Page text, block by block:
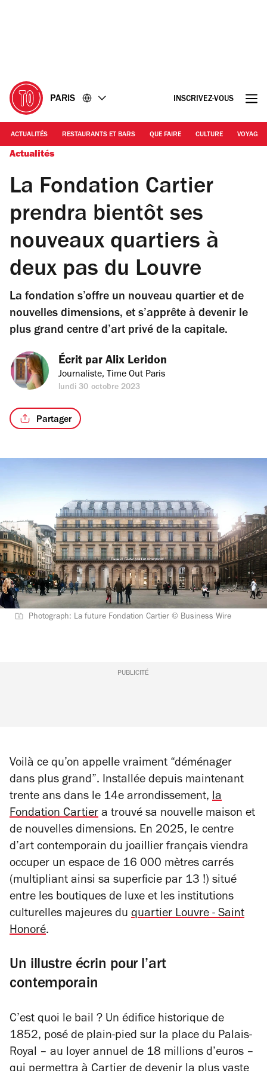
PARIS INSCRIVEZ-VOUS
ACTUALITÉS RESTAURANTS ET BARS QUE FAIRE CULTURE VOYAGE
Actualités
La Fondation Cartier
prendra bientôt ses
nouveaux quartiers à
deux pas du Louvre
La fondation s’offre un nouveau quartier et de
nouvelles dimensions, et s’apprête à devenir le
plus grand centre d’art privé de la capitale.
Écrit par Alix Leridon
Journaliste, Time Out Paris
lundi 30 octobre 2023
Partager
Photograph: La future Fondation Cartier © Business Wire
PUBLICITÉ
Voilà ce qu’on appelle vraiment “déménager
dans plus grand”. Installée depuis maintenant
trente ans dans le 14e arrondissement, la
Fondation Cartier a trouvé sa nouvelle maison et
de nouvelles dimensions. En 2025, le centre
d’art contemporain du joaillier français viendra
occuper un espace de 16 000 mètres carrés
(multipliant ainsi sa superficie par 13 !) situé
entre les boutiques de luxe et les institutions
culturelles majeures du quartier Louvre - Saint
Honoré.
Un illustre écrin pour l’art
contemporain
C’est quoi le bail ? Un édifice historique de
1852, posé de plain-pied sur la place du Palais-
Royal – au loyer annuel de 18 millions d’euros –